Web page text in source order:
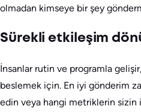
olmadan kimseye bir şey
Sürekli etkileşim
İnsanlar rutin ve programla
beslemek için. En iyi gönderim
edin veya hangi metriklerin